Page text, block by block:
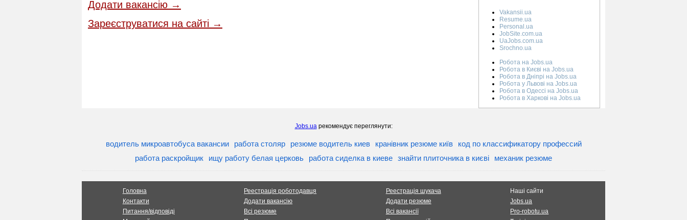
Додати вакансію →
Зареєструватися на сайті →
Vakansii.ua
Resume.ua
Personal.ua
JobSite.com.ua
UaJobs.com.ua
Srochno.ua
Робота на Jobs.ua
Робота в Києві на Jobs.ua
Робота в Дніпрі на Jobs.ua
Робота у Львові на Jobs.ua
Робота в Одессі на Jobs.ua
Робота в Харкові на Jobs.ua
Jobs.uaрекомендує переглянути:
водитель микроавтобуса вакансии работа столяр резюме водитель киев кранівник резюме київ
код по классификатору профессий
работа раскройщик
ищу работу белая церковь работа сиделка в киеве знайти плиточника в києві механик резюме
Головна
Контакти
Питання/відповіді
Реестрація роботодавця
Додати вакансію
Всі резюме
Реестрація шукача
Додати резюме
Всі вакансії
Наші сайти
Jobs.ua
Pro-robotu.ua